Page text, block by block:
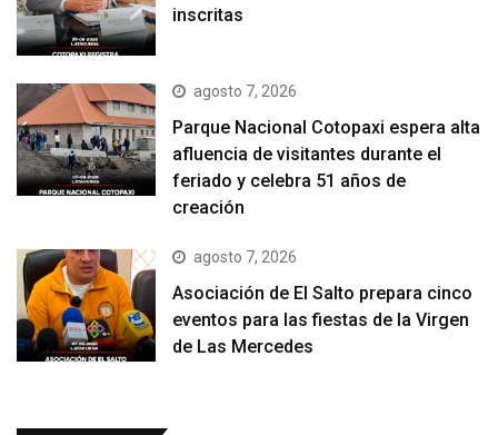
inscritas
agosto 7, 2026
Parque Nacional Cotopaxi espera alta
afluencia de visitantes durante el
feriado y celebra 51 años de
creación
agosto 7, 2026
Asociación de El Salto prepara cinco
eventos para las fiestas de la Virgen
de Las Mercedes